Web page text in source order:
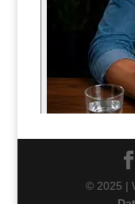
© 2025 |